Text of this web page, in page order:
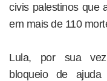
civis palestinos que
em mais de 110
Lula, por sua
bloqueio de